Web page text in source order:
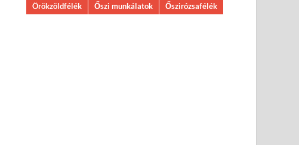
Örökzöldfélék
Őszi munkálatok Őszirózsafélék